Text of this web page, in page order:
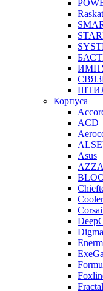
Raskat
Корпуса
ACD
Asus
AZZA
Digma